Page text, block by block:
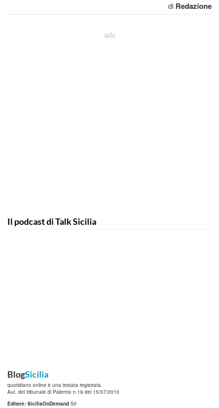
di Redazione
Il podcast di Talk Sicilia
BlogSicilia
quotidiano online è una testata registrata.
Aut. del tribunale di Palermo n.19 del 15/07/2010
Editore: SiciliaOnDemand Srl